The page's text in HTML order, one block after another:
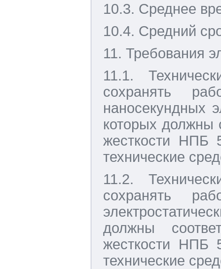
10.3. Среднее
10.4. Средний
11. Требования
11.1.
сохранять
наносекундных
которых должны
жесткости НПБ
технические
11.2.
сохранять
должны
жесткости НПБ
технические